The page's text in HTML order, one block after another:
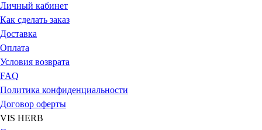
Личный кабинет
Как сделать заказ
Доставка
Оплата
Условия возврата
FAQ
Политика конфиденциальности
Договор оферты
VIS HERB